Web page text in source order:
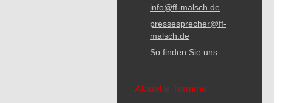
info@ff-malsch.de
pressesprecher@ff-
malsch.de
So finden Sie uns
Aktuelle Termine